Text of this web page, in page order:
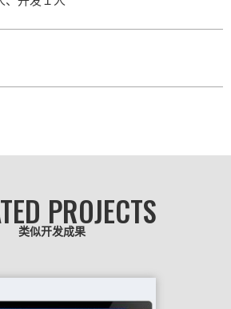
PROJECTS
类似开发成果